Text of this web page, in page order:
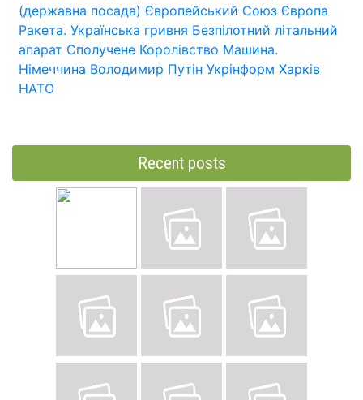
(державна посада) Європейський Союз Європа
Ракета. Українська гривня Безпілотний літальний
апарат Сполучене Королівство Машина.
Німеччина Володимир Путін Укрінформ Харків
НАТО
Recent posts